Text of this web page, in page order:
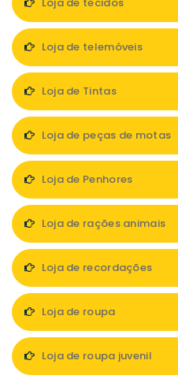
Loja de telemóveis
Loja de Tintas
Loja de peças de motas
Loja de Penhores
Loja de rações animais
Loja de recordações
Loja de roupa
Loja de roupa juvenil